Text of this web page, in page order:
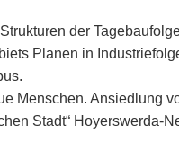
der
Planen in
Menschen. Ansiedlung
Stadt“ Hoyerswerda-